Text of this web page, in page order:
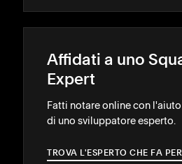
Affidati a uno
Expert
Fatti notare online con
di uno sviluppatore esperto.
TROVA L'ESPERTO CHE FA →